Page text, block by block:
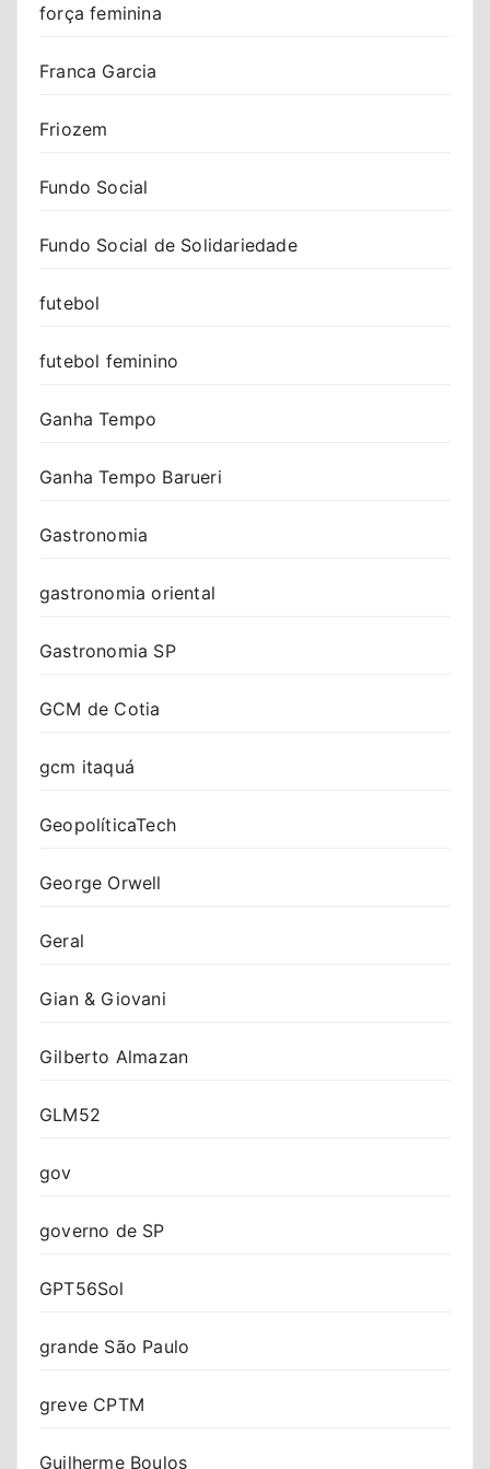
força feminina
Franca Garcia
Friozem
Fundo Social
Fundo Social de Solidariedade
futebol
futebol feminino
Ganha Tempo
Ganha Tempo Barueri
Gastronomia
gastronomia oriental
Gastronomia SP
GCM de Cotia
gcm itaquá
GeopolíticaTech
George Orwell
Geral
Gian & Giovani
Gilberto Almazan
GLM52
gov
governo de SP
GPT56Sol
grande São Paulo
greve CPTM
Guilherme Boulos